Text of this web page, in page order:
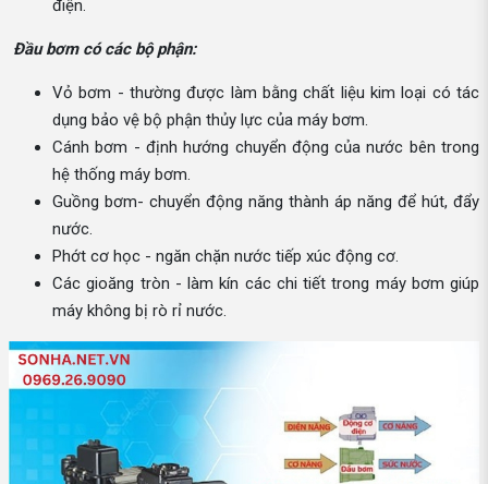
điện.
Đầu bơm có các bộ phận:
Vỏ bơm - thường được làm bằng chất liệu kim loại có tác
dụng bảo vệ bộ phận thủy lực của máy bơm.
Cánh bơm - định hướng chuyển động của nước bên trong
hệ thống máy bơm.
Guồng bơm- chuyển động năng thành áp năng để hút, đẩy
nước.
Phớt cơ học - ngăn chặn nước tiếp xúc động cơ.
Các gioăng tròn - làm kín các chi tiết trong máy bơm giúp
máy không bị rò rỉ nước.